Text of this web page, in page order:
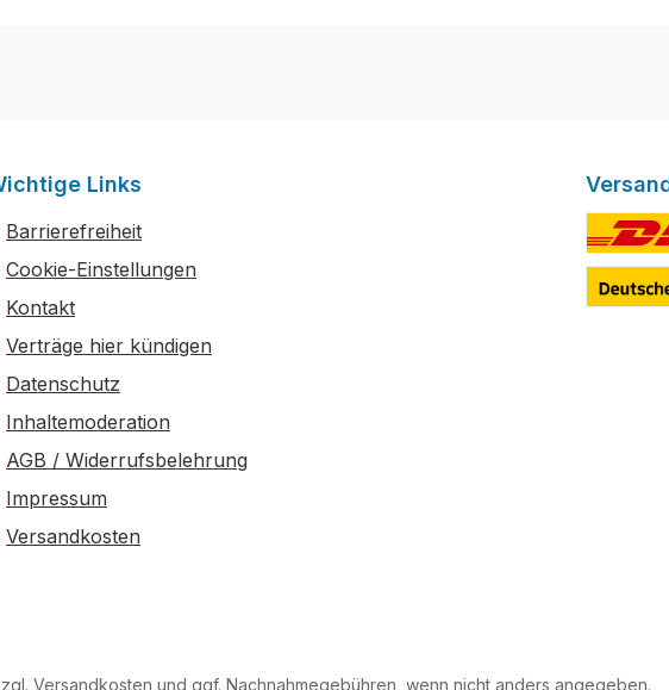
Links
Barrierefreiheit
Cookie-Einstellungen
Kontakt
Verträge hier kündigen
Datenschutz
Inhaltemoderation
AGB / Widerrufsbelehrung
Impressum
Versandkosten
Versandkosten und ggf. Nachnahmegebühren, wenn nicht anders angegeben.